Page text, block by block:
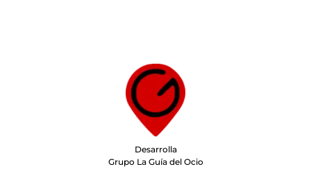
Desarrolla
Grupo La Guía del Ocio